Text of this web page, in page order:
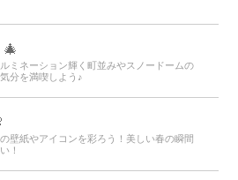
ミネーション輝く町並みやスノードームの
分を満喫しよう♪
壁紙やアイコンを彩ろう！美しい春の瞬間
！